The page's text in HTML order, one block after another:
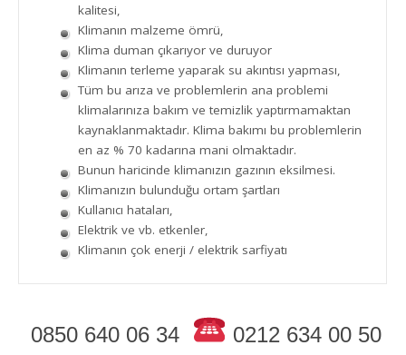
kalitesi,
Klimanın malzeme ömrü,
Klima duman çıkarıyor ve duruyor
Klimanın terleme yaparak su akıntısı yapması,
Tüm bu arıza ve problemlerin ana problemi
klimalarınıza bakım ve temizlik yaptırmamaktan
kaynaklanmaktadır. Klima bakımı bu problemlerin
en az % 70 kadarına mani olmaktadır.
Bunun haricinde klimanızın gazının eksilmesi.
Klimanızın bulunduğu ortam şartları
Kullanıcı hataları,
Elektrik ve vb. etkenler,
Klimanın çok enerji / elektrik sarfiyatı
0850 640 06 34 0212 634 00 50